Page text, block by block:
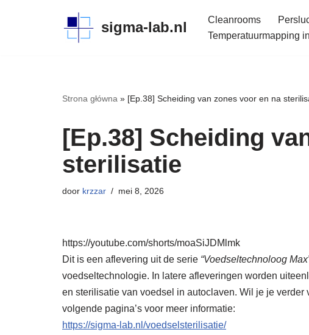
sigma-lab.nl Cleanrooms
Temperatuurmapping
Strona główna » [Ep.38] Scheiding van zones voor en na
[Ep.38] Scheiding
sterilisatie
door krzzar mei 8, 2026
https://youtube.com/shorts/moaSiJDMlmk
Dit is een aflevering uit de serie “Voedseltechnoloog
voedseltechnologie. In latere afleveringen worden
en sterilisatie van voedsel in autoclaven. Wil je je
volgende pagina’s voor meer informatie:
https://sigma-lab.nl/voedselsterilisatie/